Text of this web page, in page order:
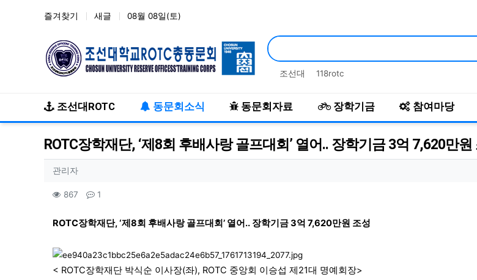
즐겨찾기 새글 08월 08일(토)
인기검색어
조선대 118rotc
메인 메뉴
조선대ROTC 동문회소식 동문회자료 장학기금 참여마당
ROTC장학재단, ‘제8회 후배사랑 골프대회’ 열어.. 장학기금 3억 7,620만원
작성자 정보
관리자작성
컨텐츠 정보
867조회 1
본문
ROTC장학재단, ‘제8회 후배사랑 골프대회’ 열어.. 장학기금 3억 7,620만원 조성
< ROTC장학재단 박식순 이사장(좌), ROTC 중앙회 이승섭 제21대 명예회장>